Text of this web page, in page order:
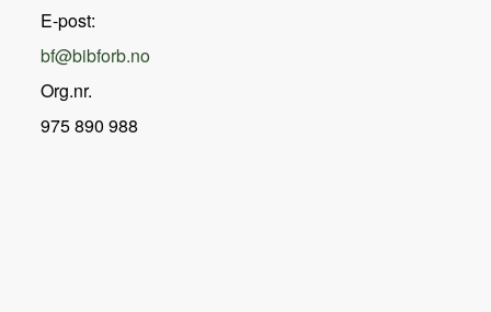
E-post:
bf@bibforb.no
Org.nr.
975 890 988